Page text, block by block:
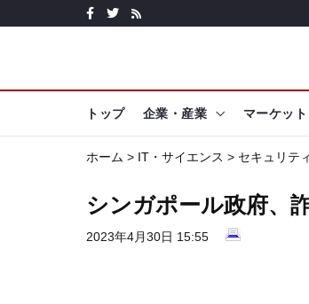
トップ 企業・産業 マーケット
ホーム > IT・サイエンス > セキュリテ
シンガポール政府、
2023年4月30日 15:55